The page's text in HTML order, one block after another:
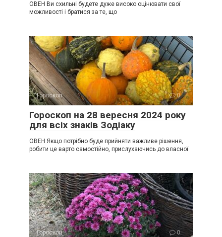
ОВЕН Ви схильні будете дуже високо оцінювати свої
можливості і братися за те, що
Гороскоп 0
Гороскоп на 28 вересня 2024 року
для всіх знаків Зодіаку
ОВЕН Якщо потрібно буде прийняти важливе рішення,
робити це варто самостійно, прислухаючись до власної
Гороскоп 0